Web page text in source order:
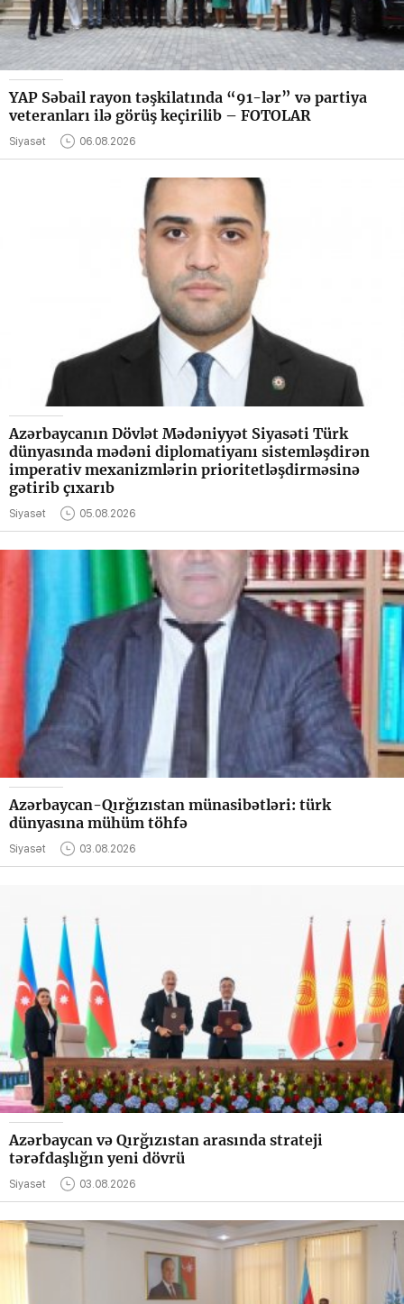
YAP Səbail rayon təşkilatında “91-lər” və partiya
veteranları ilə görüş keçirilib – FOTOLAR
Siyasət 06.08.2026
Azərbaycanın Dövlət Mədəniyyət Siyasəti Türk
dünyasında mədəni diplomatiyanı sistemləşdirən
imperativ mexanizmlərin prioritetləşdirməsinə
gətirib çıxarıb
Siyasət 05.08.2026
Azərbaycan-Qırğızıstan münasibətləri: türk
dünyasına mühüm töhfə
Siyasət 03.08.2026
Azərbaycan və Qırğızıstan arasında strateji
tərəfdaşlığın yeni dövrü
Siyasət 03.08.2026